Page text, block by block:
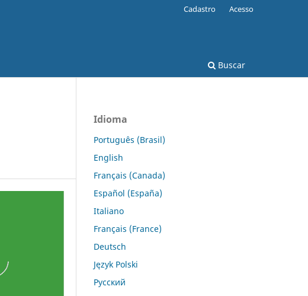
Buscar
Cadastro Acesso
Idioma
Português (Brasil)
English
Français (Canada)
Español (España)
Italiano
Français (France)
Deutsch
Język Polski
Русский